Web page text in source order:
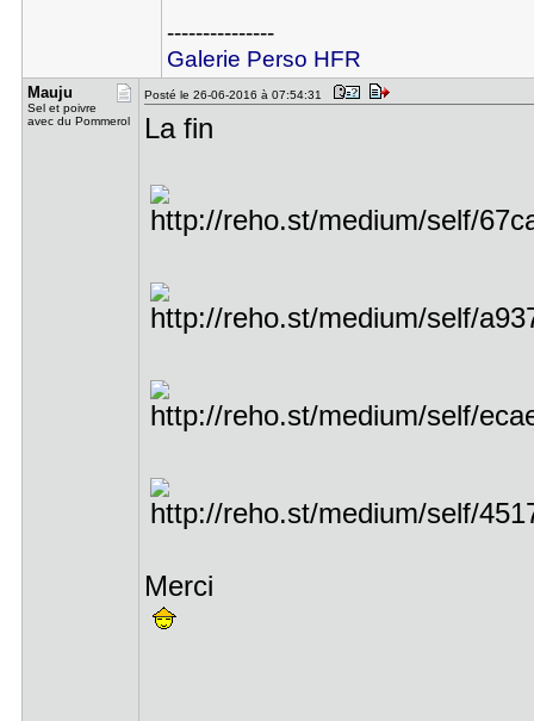
---------------
Galerie Perso HFR
Mauju
Sel et poivre
avec du Pommerol
Posté le 26-06-2016 à 07:54:31
La fin
Merci